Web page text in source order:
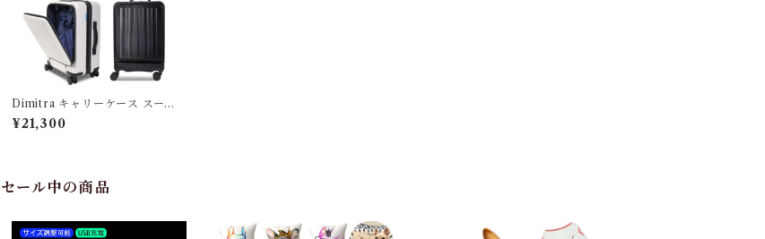
Dimitra キャリーケース スーツ
ケース 機内持ち込み 飛行機 ダブ
ルサスペンション フロントオー
イベート 旅行 出張 静音 静か 丈
夫 ADIM-FO
¥21,300
セール中の商品